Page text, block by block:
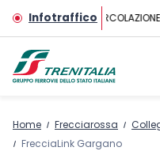
Vai al contenuto
Infotraffico
Home Frecciarossa
FrecciaLink Gargano